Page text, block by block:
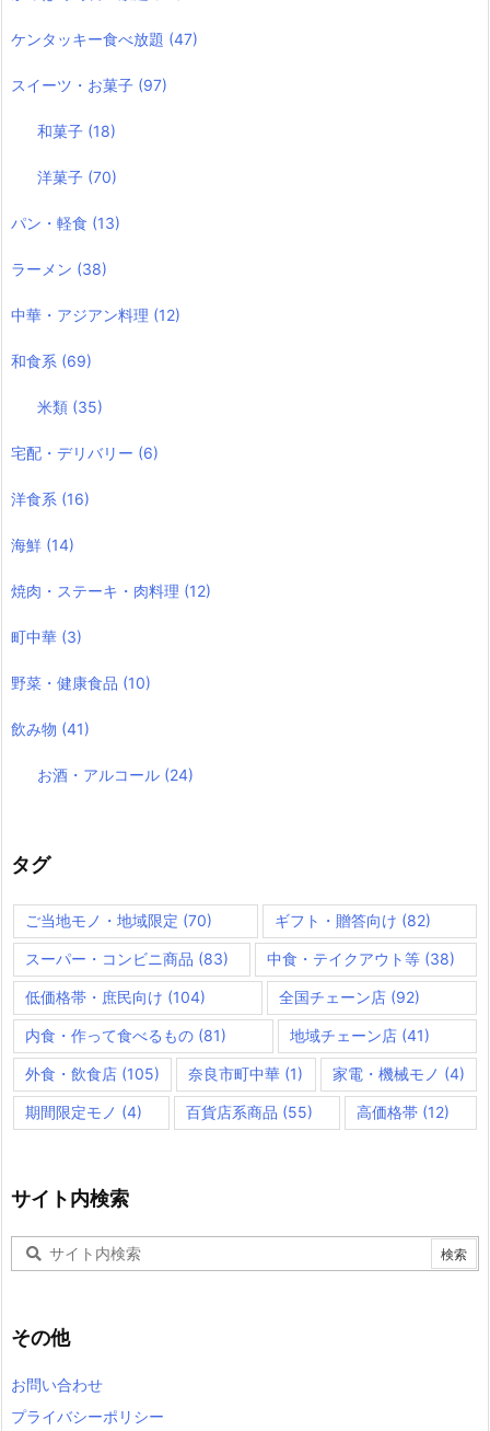
ケンタッキー食べ放題 (47)
スイーツ・お菓子 (97)
和菓子 (18)
洋菓子 (70)
パン・軽食 (13)
ラーメン (38)
中華・アジアン料理 (12)
和食系 (69)
米類 (35)
宅配・デリバリー (6)
洋食系 (16)
海鮮 (14)
焼肉・ステーキ・肉料理 (12)
町中華 (3)
野菜・健康食品 (10)
飲み物 (41)
お酒・アルコール (24)
タグ
ご当地モノ・地域限定 (70) ギフト・贈答向け (82)
スーパー・コンビニ商品 (83) 中食・テイクアウト等 (38)
低価格帯・庶民向け (104) 全国チェーン店 (92)
内食・作って食べるもの (81) 地域チェーン店 (41)
外食・飲食店 (105) 奈良市町中華 (1) 家電・機械モノ (4)
期間限定モノ (4) 百貨店系商品 (55) 高価格帯 (12)
サイト内検索
その他
お問い合わせ
プライバシーポリシー